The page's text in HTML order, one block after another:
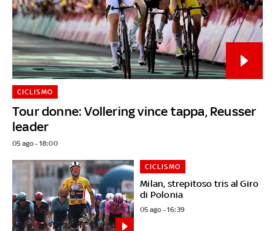
Tour donne: Vollering vince tappa, Reusser
leader
CICLISMO
05 ago - 18:00
Milan, strepitoso tris al Giro
di Polonia
CICLISMO
05 ago - 16:39